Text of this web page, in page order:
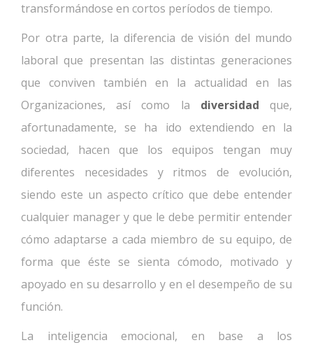
transformándose en cortos períodos de tiempo.
Por otra parte, la diferencia de visión del mundo
laboral que presentan las distintas generaciones
que conviven también en la actualidad en las
Organizaciones, así como la diversidad que,
afortunadamente, se ha ido extendiendo en la
sociedad, hacen que los equipos tengan muy
diferentes necesidades y ritmos de evolución,
siendo este un aspecto crítico que debe entender
cualquier manager y que le debe permitir entender
cómo adaptarse a cada miembro de su equipo, de
forma que éste se sienta cómodo, motivado y
apoyado en su desarrollo y en el desempeño de su
función.
La inteligencia emocional, en base a los